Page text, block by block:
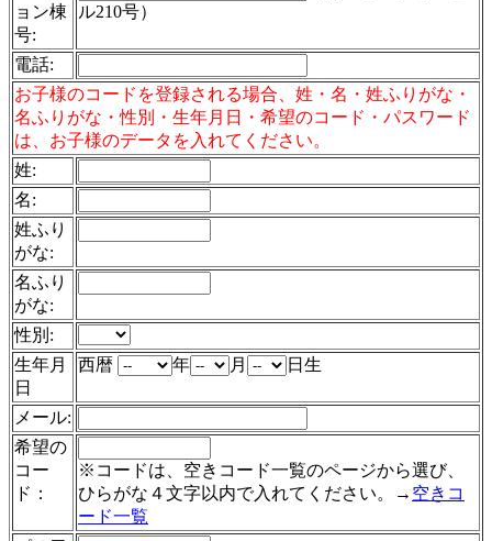
ョン棟
号:
ル210号）
電話:
お子様のコードを登録される場合、姓・名・姓ふりがな・
名ふりがな・性別・生年月日・希望のコード・パスワード
は、お子様のデータを入れてください。
姓:
名:
姓ふり
がな:
名ふり
がな:
性別:
生年月
日
西暦 年 月 日生
メール:
希望の
コー
ド：
※コードは、空きコード一覧のページから選び、
ひらがな４文字以内で入れてください。→ 空きコ
ード一覧